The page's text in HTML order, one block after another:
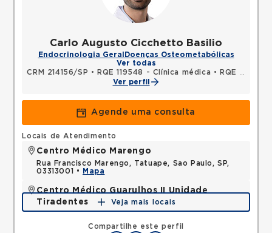
Carlo Augusto Cicchetto Basilio
Endocrinologia Geral Doenças Osteometabólicas
Ver todas
CRM 214156/SP • RQE 119548 - Clínica médica •
RQE 140392 - Endocrinologia e metabologia
Ver perfil
Agende uma consulta
Compartilhe este perfil
Locais de Atendimento
Centro Médico Marengo
Rua Francisco Marengo, Tatuape, Sao Paulo, SP,
03313001 •
Mapa
Centro Médico Guarulhos II Unidade
Tiradentes
Avenida Tiradentes, Jardim Guarulhos, Guarulhos,
SP, 07090000 •
Mapa
Veja mais locais